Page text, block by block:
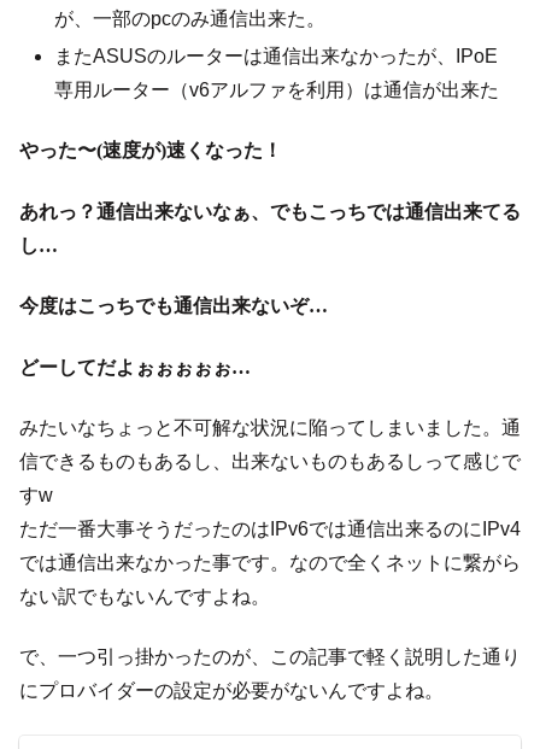
が、一部のpcのみ通信出来た。
またASUSのルーターは通信出来なかったが、IPoE
専用ルーター（v6アルファを利用）は通信が出来た
やった〜(速度が)速くなった！
あれっ？通信出来ないなぁ、でもこっちでは通信出来てる
し…
今度はこっちでも通信出来ないぞ…
どーしてだよぉぉぉぉぉ…
みたいなちょっと不可解な状況に陥ってしまいました。通
信できるものもあるし、出来ないものもあるしって感じで
すw
ただ一番大事そうだったのはIPv6では通信出来るのにIPv4
では通信出来なかった事です。なので全くネットに繋がら
ない訳でもないんですよね。
で、一つ引っ掛かったのが、この記事で軽く説明した通り
にプロバイダーの設定が必要がないんですよね。